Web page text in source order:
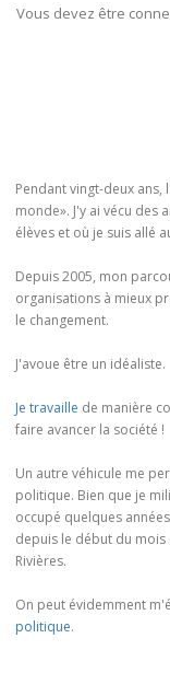
Vous devez être
Pendant vingt-deux
monde». J'y ai vécu
élèves et où je suis allé
Depuis 2005, mon
organisations à mieux
le changement.
J'avoue être un idéaliste.
Je travaille de manière
faire avancer la société !
Un autre véhicule me
politique. Bien que je
occupé quelques
depuis le début du
Rivières.
On peut évidemment
politique.